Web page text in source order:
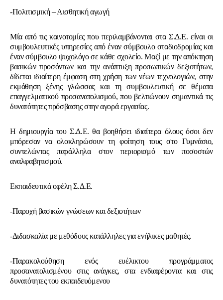
-Πολιτισμική – Αισθητική αγωγή
Μία από τις καινοτομίες που περιλαμβάνονται στα Σ.Δ.Ε. είναι οι
συμβουλευτικές υπηρεσίες από έναν σύμβουλο σταδιοδρομίας και
έναν σύμβουλο ψυχολόγο σε κάθε σχολείο. Μαζί με την απόκτηση
βασικών προσόντων και την ανάπτυξη προσωπικών δεξιοτήτων,
δίδεται ιδιαίτερη έμφαση στη χρήση των νέων τεχνολογιών, στην
εκμάθηση ξένης γλώσσας και τη συμβουλευτική σε θέματα
επαγγελματικού προσανατολισμού, που βελτιώνουν σημαντικά τις
δυνατότητες πρόσβασης στην αγορά εργασίας.
Η δημιουργία του Σ.Δ.Ε. θα βοηθήσει ιδιαίτερα όλους όσοι δεν
μπόρεσαν να ολοκληρώσουν τη φοίτηση τους στο Γυμνάσιο,
συντελώντας παράλληλα στον περιορισμό των ποσοστών
αναλφαβητισμού.
Εκπαιδευτικά οφέλη Σ.Δ.Ε.
-Παροχή βασικών γνώσεων και δεξιοτήτων
-Διδασκαλία με μεθόδους κατάλληλες για ενήλικες μαθητές.
-Παρακολούθηση ενός ευέλικτου προγράμματος
προσανατολισμένου στις ανάγκες, στα ενδιαφέροντα και στις
δυνατότητες του εκπαιδευόμενου